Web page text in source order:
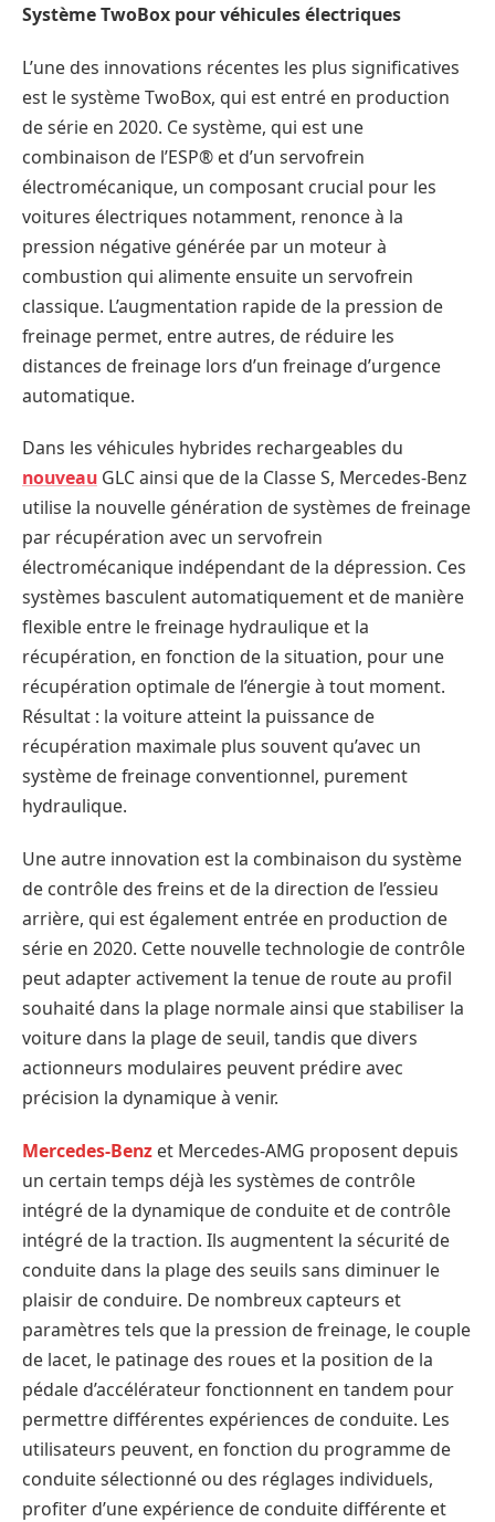
Système TwoBox pour véhicules électriques
L’une des innovations récentes les plus significatives
est le système TwoBox, qui est entré en production
de série en 2020. Ce système, qui est une
combinaison de l’ESP® et d’un servofrein
électromécanique, un composant crucial pour les
voitures électriques notamment, renonce à la
pression négative générée par un moteur à
combustion qui alimente ensuite un servofrein
classique. L’augmentation rapide de la pression de
freinage permet, entre autres, de réduire les
distances de freinage lors d’un freinage d’urgence
automatique.
Dans les véhicules hybrides rechargeables du
nouveau GLC ainsi que de la Classe S, Mercedes-Benz
utilise la nouvelle génération de systèmes de freinage
par récupération avec un servofrein
électromécanique indépendant de la dépression. Ces
systèmes basculent automatiquement et de manière
flexible entre le freinage hydraulique et la
récupération, en fonction de la situation, pour une
récupération optimale de l’énergie à tout moment.
Résultat : la voiture atteint la puissance de
récupération maximale plus souvent qu’avec un
système de freinage conventionnel, purement
hydraulique.
Une autre innovation est la combinaison du système
de contrôle des freins et de la direction de l’essieu
arrière, qui est également entrée en production de
série en 2020. Cette nouvelle technologie de contrôle
peut adapter activement la tenue de route au profil
souhaité dans la plage normale ainsi que stabiliser la
voiture dans la plage de seuil, tandis que divers
actionneurs modulaires peuvent prédire avec
précision la dynamique à venir.
Mercedes-Benz et Mercedes-AMG proposent depuis
un certain temps déjà les systèmes de contrôle
intégré de la dynamique de conduite et de contrôle
intégré de la traction. Ils augmentent la sécurité de
conduite dans la plage des seuils sans diminuer le
plaisir de conduire. De nombreux capteurs et
paramètres tels que la pression de freinage, le couple
de lacet, le patinage des roues et la position de la
pédale d’accélérateur fonctionnent en tandem pour
permettre différentes expériences de conduite. Les
utilisateurs peuvent, en fonction du programme de
conduite sélectionné ou des réglages individuels,
profiter d’une expérience de conduite différente et